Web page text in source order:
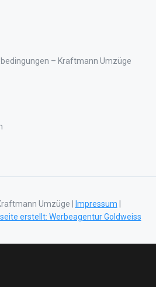
– Kraftmann Umzüge
Umzüge | Impressum |
erstellt: Werbeagentur Goldweiss